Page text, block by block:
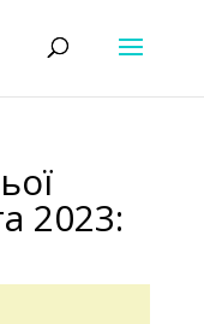
2023: